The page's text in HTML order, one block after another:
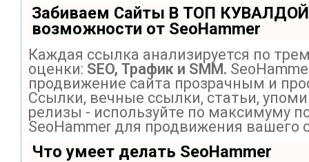
Забиваем Сайты В ТОП
возможности от SeoHammer
Каждая ссылка анализируется по
оценки: SEO, Трафик и SMM.
продвижение сайта прозрачным и
Ссылки, вечные ссылки, статьи,
релизы - используйте по максимуму
SeoHammer для продвижения вашего
Что умеет делать SeoHammer